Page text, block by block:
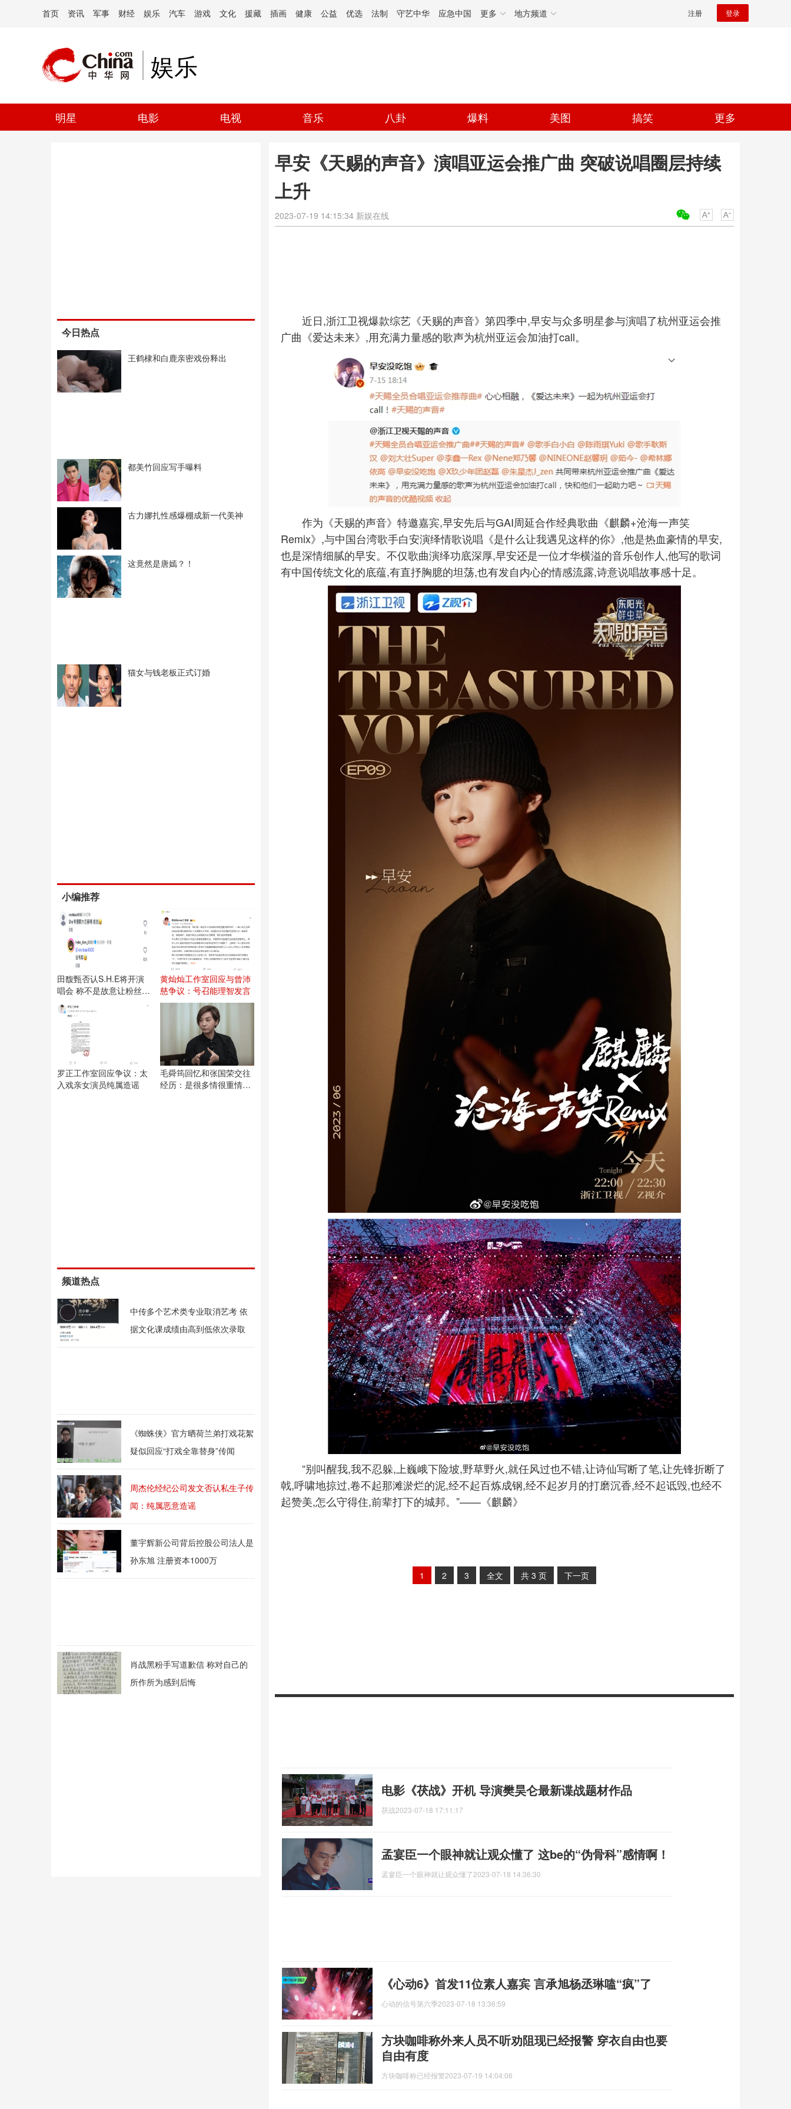
首页 资讯 军事 财经 娱乐 汽车 游戏 文化 援藏 插画 健康 公益 优选 法制 守艺中华 应急中国 更多 地方频道 注册 登录
娱乐
明星 电影 电视 音乐 八卦 爆料 美图 搞笑 更多
今日热点
王鹤棣和白鹿亲密戏份释出
都美竹回应写手曝料
古力娜扎性感爆棚成新一代美神
这竟然是唐嫣？！
猫女与钱老板正式订婚
小编推荐
田馥甄否认S.H.E将开演
唱会 称不是故意让粉丝失
望
黄灿灿工作室回应与曾沛
慈争议：号召能理智发言
罗正工作室回应争议：太
入戏亲女演员纯属造谣
毛舜筠回忆和张国荣交往
经历：是很多情很重情的
频道热点
中传多个艺术类专业取消艺考 依
据文化课成绩由高到低依次录取
《蜘蛛侠》官方晒荷兰弟打戏花絮
疑似回应“打戏全靠替身”传闻
周杰伦经纪公司发文否认私生子传
闻：纯属恶意造谣
董宇辉新公司背后控股公司法人是
孙东旭 注册资本1000万
肖战黑粉手写道歉信 称对自己的
所作所为感到后悔
早安《天赐的声音》演唱亚运会推广曲 突破说唱圈层持续
上升
2023-07-19 14:15:34 新娱在线
近日,浙江卫视爆款综艺《天赐的声音》第四季中,早安与众多明星参与演唱了杭州亚运会推
广曲《爱达未来》,用充满力量感的歌声为杭州亚运会加油打call。
作为《天赐的声音》特邀嘉宾,早安先后与GAI周延合作经典歌曲《麒麟+沧海一声笑
Remix》,与中国台湾歌手白安演绎情歌说唱《是什么让我遇见这样的你》,他是热血豪情的早安,
也是深情细腻的早安。不仅歌曲演绎功底深厚,早安还是一位才华横溢的音乐创作人,他写的歌词
有中国传统文化的底蕴,有直抒胸臆的坦荡,也有发自内心的情感流露,诗意说唱故事感十足。
“别叫醒我,我不忍躲,上巍峨下险坡,野草野火,就任风过也不错,让诗仙写断了笔,让先锋折断了
戟,呼啸地掠过,卷不起那滩淤烂的泥,经不起百炼成钢,经不起岁月的打磨沉香,经不起诋毁,也经不
起赞美,怎么守得住,前辈打下的城邦。”——《麒麟》
1 2 3 全文 共 3 页 下一页
电影《茯战》开机 导演樊昊仑最新谍战题材作品
茯战2023-07-18 17:11:17
孟宴臣一个眼神就让观众懂了 这be的“伪骨科”感情啊！
孟宴臣一个眼神就让观众懂了2023-07-18 14:36:30
《心动6》首发11位素人嘉宾 言承旭杨丞琳嗑“疯”了
心动的信号第六季2023-07-18 13:36:59
方块咖啡称外来人员不听劝阻现已经报警 穿衣自由也要
自由有度
方块咖啡称已经报警2023-07-19 14:04:06